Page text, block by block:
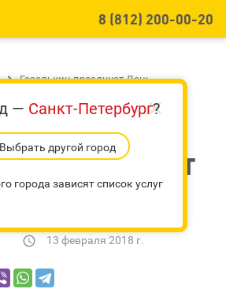
8 (812) 200-00-20
 Газелькин празднует День
празднует
 13 февраля 2018 г.
— Санкт-Петербург?
Выбрать другой город
города зависят список услуг